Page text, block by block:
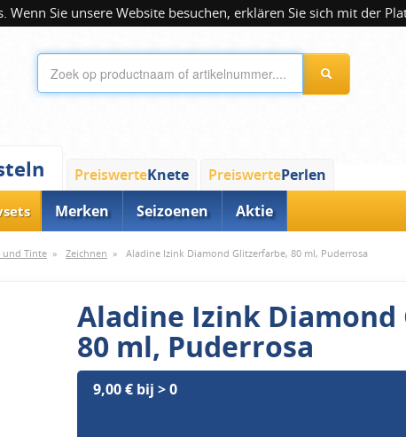
Wenn Sie unsere Website besuchen, erklären Sie sich mit der
PreiswerteKnete PreiswertePerlen
Merken Seizoenen Aktie
und Tinte » Zeichnen » Aladine Izink Diamond Glitzerfarbe, 80 ml, Puderrosa
Aladine Izink
80 ml, Puderrosa
9,00 € bij > 0